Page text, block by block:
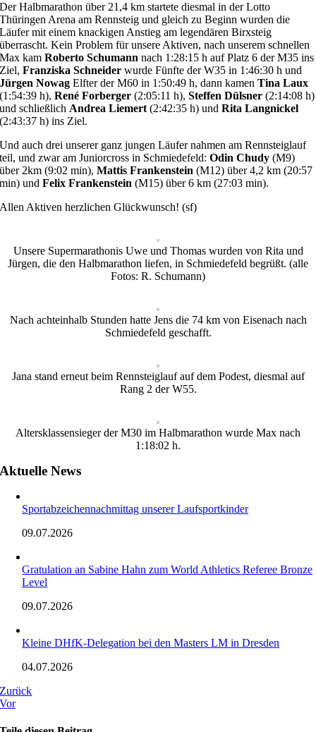
Der Halbmarathon über 21,4 km startete diesmal in der Lotto
Thüringen Arena am Rennsteig und gleich zu Beginn wurden die
Läufer mit einem knackigen Anstieg am legendären Birxsteig
überrascht. Kein Problem für unsere Aktiven, nach unserem schnellen
Max kamRoberto Schumann nach 1:28:15 h auf Platz 6 der M35 ins
Ziel,Franziska Schneiderwurde Fünfte der W35 in 1:46:30 h und
Jürgen NowagElfter der M60 in 1:50:49 h, dann kamen Tina Laux
(1:54:39 h),René Forberger (2:05:11 h),Steffen Dülsner (2:14:08 h)
und schließlich Andrea Liemert(2:42:35 h) undRita Langnickel
(2:43:37 h) ins Ziel.
Und auch drei unserer ganz jungen Läufer nahmen am Rennsteiglauf
teil, und zwar am Juniorcross in Schmiedefeld:Odin Chudy (M9)
über 2km (9:02 min),Mattis Frankenstein (M12) über 4,2 km (20:57
min) undFelix Frankenstein (M15) über 6 km (27:03 min).
Allen Aktiven herzlichen Glückwunsch! (sf)
Unsere Supermarathonis Uwe und Thomas wurden von Rita und
Jürgen, die den Halbmarathon liefen, in Schmiedefeld begrüßt. (alle
Fotos: R. Schumann)
Nach achteinhalb Stunden hatte Jens die 74 km von Eisenach nach
Schmiedefeld geschafft.
Jana stand erneut beim Rennsteiglauf auf dem Podest, diesmal auf
Rang 2 der W55.
Altersklassensieger der M30 im Halbmarathon wurde Max nach
1:18:02 h.
Aktuelle News
Sportabzeichennachmittag unserer Laufsportkinder
09.07.2026
Gratulation an Sabine Hahn zum World Athletics Referee Bronze
Level
09.07.2026
Kleine DHfK-Delegation bei den Masters LM in Dresden
04.07.2026
Zurück
Vor